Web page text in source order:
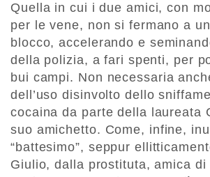
Quella in cui i due amici, con
per le vene, non si fermano a
blocco, accelerando e
della polizia, a fari spenti, per
bui campi. Non necessaria
dell’uso disinvolto dello
cocaina da parte della laureata
suo amichetto. Come, infine,
“battesimo”, seppur
Giulio, dalla prostituta, amica di